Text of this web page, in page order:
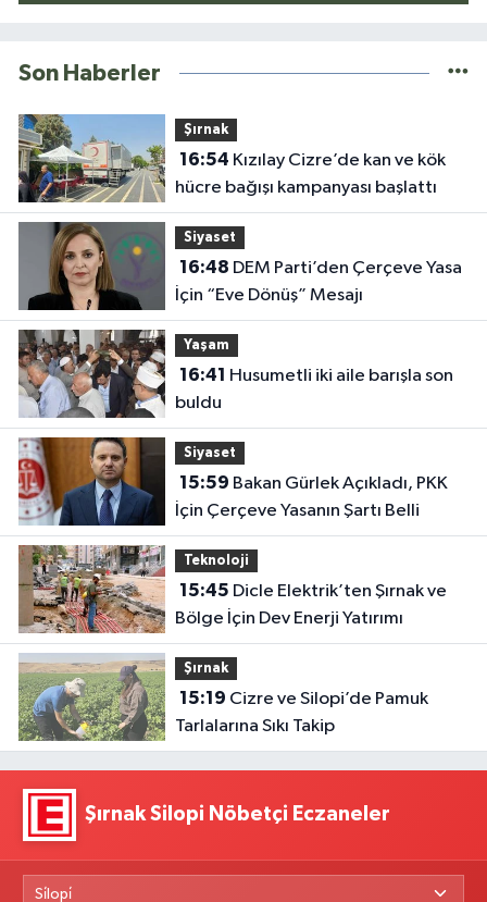
Son Haberler
Şırnak
16:54
hücre bağışı kampanyası başlattı
Siyaset
16:48
İçin “Eve Dönüş” Mesajı
Yaşam
16:41
buldu
Siyaset
15:59
İçin Çerçeve Yasanın Şartı Belli
Teknoloji
15:45
Bölge İçin Dev Enerji Yatırımı
Şırnak
15:19
Tarlalarına Sıkı Takip
Şırnak Silopi Nöbetçi Eczaneler